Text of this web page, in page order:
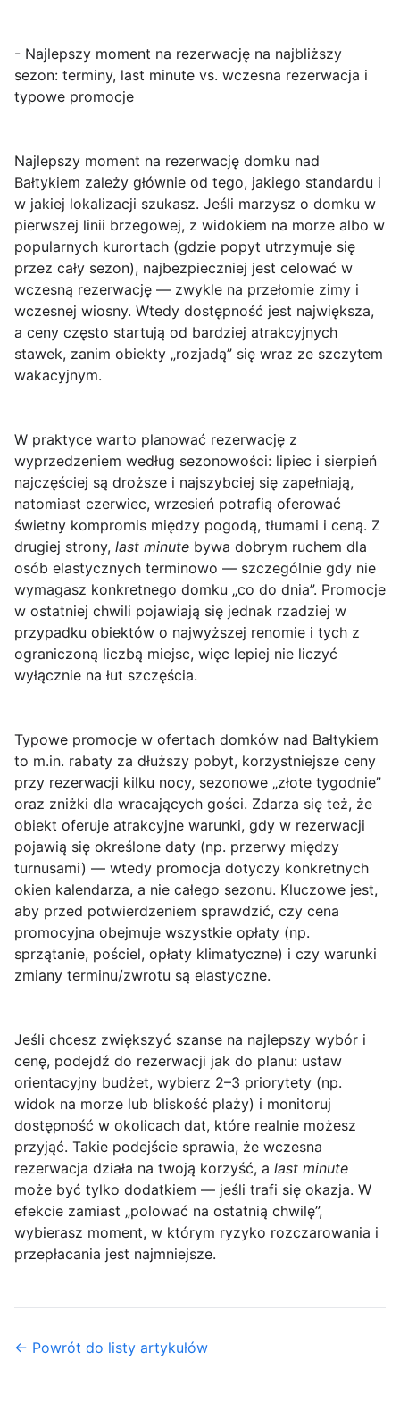
- Najlepszy moment na rezerwację na najbliższy
sezon: terminy, last minute vs. wczesna rezerwacja i
typowe promocje
Najlepszy moment na rezerwację domku nad
Bałtykiem zależy głównie od tego, jakiego standardu i
w jakiej lokalizacji szukasz. Jeśli marzysz o domku w
pierwszej linii brzegowej, z widokiem na morze albo w
popularnych kurortach (gdzie popyt utrzymuje się
przez cały sezon), najbezpieczniej jest celować w
wczesną rezerwację — zwykle na przełomie zimy i
wczesnej wiosny. Wtedy dostępność jest największa,
a ceny często startują od bardziej atrakcyjnych
stawek, zanim obiekty „rozjadą” się wraz ze szczytem
wakacyjnym.
W praktyce warto planować rezerwację z
wyprzedzeniem według sezonowości: lipiec i sierpień
najczęściej są droższe i najszybciej się zapełniają,
natomiast czerwiec, wrzesień potrafią oferować
świetny kompromis między pogodą, tłumami i ceną. Z
drugiej strony, last minute bywa dobrym ruchem dla
osób elastycznych terminowo — szczególnie gdy nie
wymagasz konkretnego domku „co do dnia”. Promocje
w ostatniej chwili pojawiają się jednak rzadziej w
przypadku obiektów o najwyższej renomie i tych z
ograniczoną liczbą miejsc, więc lepiej nie liczyć
wyłącznie na łut szczęścia.
Typowe promocje w ofertach domków nad Bałtykiem
to m.in. rabaty za dłuższy pobyt, korzystniejsze ceny
przy rezerwacji kilku nocy, sezonowe „złote tygodnie”
oraz zniżki dla wracających gości. Zdarza się też, że
obiekt oferuje atrakcyjne warunki, gdy w rezerwacji
pojawią się określone daty (np. przerwy między
turnusami) — wtedy promocja dotyczy konkretnych
okien kalendarza, a nie całego sezonu. Kluczowe jest,
aby przed potwierdzeniem sprawdzić, czy cena
promocyjna obejmuje wszystkie opłaty (np.
sprzątanie, pościel, opłaty klimatyczne) i czy warunki
zmiany terminu/zwrotu są elastyczne.
Jeśli chcesz zwiększyć szanse na najlepszy wybór i
cenę, podejdź do rezerwacji jak do planu: ustaw
orientacyjny budżet, wybierz 2–3 priorytety (np.
widok na morze lub bliskość plaży) i monitoruj
dostępność w okolicach dat, które realnie możesz
przyjąć. Takie podejście sprawia, że wczesna
rezerwacja działa na twoją korzyść, a last minute
może być tylko dodatkiem — jeśli trafi się okazja. W
efekcie zamiast „polować na ostatnią chwilę”,
wybierasz moment, w którym ryzyko rozczarowania i
przepłacania jest najmniejsze.
← Powrót do listy artykułów